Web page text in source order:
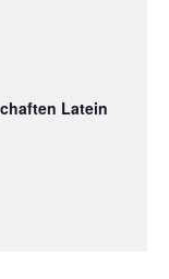
Latein